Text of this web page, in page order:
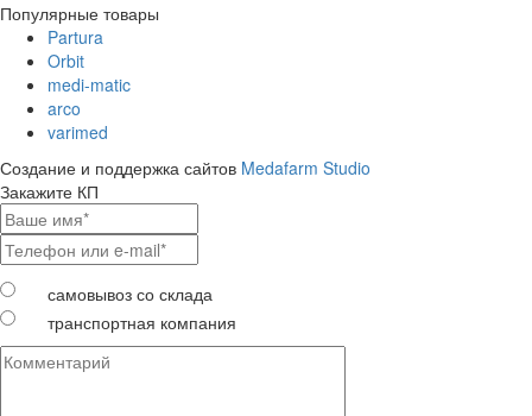
Популярные товары
Partura
Orbit
medi-matic
arco
varimed
Создание и поддержка сайтов Medafarm Studio
Закажите КП
самовывоз со склада
транспортная компания